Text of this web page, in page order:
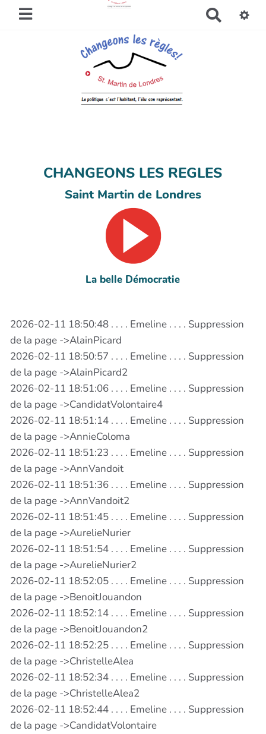
CHANGEONS LES REGLES
Saint Martin de Londres
La belle Démocratie
2026-02-11 18:50:48 . . . . Emeline . . . . Suppression
de la page ->AlainPicard
2026-02-11 18:50:57 . . . . Emeline . . . . Suppression
de la page ->AlainPicard2
2026-02-11 18:51:06 . . . . Emeline . . . . Suppression
de la page ->CandidatVolontaire4
2026-02-11 18:51:14 . . . . Emeline . . . . Suppression
de la page ->AnnieColoma
2026-02-11 18:51:23 . . . . Emeline . . . . Suppression
de la page ->AnnVandoit
2026-02-11 18:51:36 . . . . Emeline . . . . Suppression
de la page ->AnnVandoit2
2026-02-11 18:51:45 . . . . Emeline . . . . Suppression
de la page ->AurelieNurier
2026-02-11 18:51:54 . . . . Emeline . . . . Suppression
de la page ->AurelieNurier2
2026-02-11 18:52:05 . . . . Emeline . . . . Suppression
de la page ->BenoitJouandon
2026-02-11 18:52:14 . . . . Emeline . . . . Suppression
de la page ->BenoitJouandon2
2026-02-11 18:52:25 . . . . Emeline . . . . Suppression
de la page ->ChristelleAlea
2026-02-11 18:52:34 . . . . Emeline . . . . Suppression
de la page ->ChristelleAlea2
2026-02-11 18:52:44 . . . . Emeline . . . . Suppression
de la page ->CandidatVolontaire